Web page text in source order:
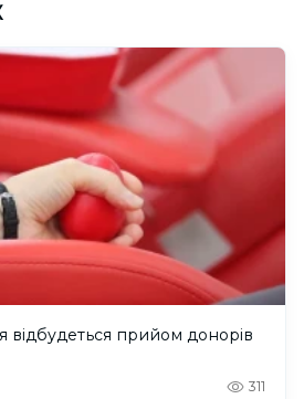
відбудеться прийом донорів
311